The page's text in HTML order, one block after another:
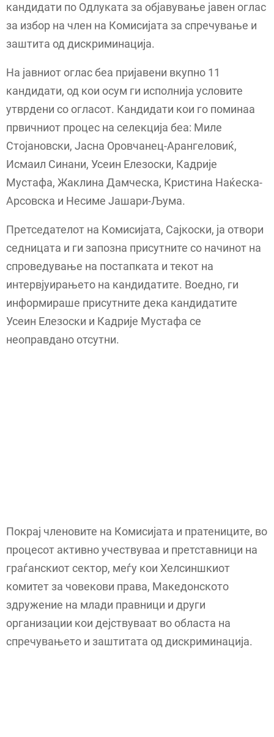
кандидати по Одлуката за објавување јавен оглас
за избор на член на Комисијата за спречување и
заштита од дискриминација.
На јавниот оглас беа пријавени вкупно 11
кандидати, од кои осум ги исполнија условите
утврдени со огласот. Кандидати кои го поминаа
првичниот процес на селекција беа: Миле
Стојановски, Јасна Оровчанец-Арангеловиќ,
Исмаил Синани, Усеин Елезоски, Кадрије
Мустафа, Жаклина Дамческа, Кристина Наќеска-
Арсовска и Несиме Јашари-Љума.
Претседателот на Комисијата, Сајкоски, ја отвори
седницата и ги запозна присутните со начинот на
спроведување на постапката и текот на
интервјуирањето на кандидатите. Воедно, ги
информираше присутните дека кандидатите
Усеин Елезоски и Кадрије Мустафа се
неоправдано отсутни.
Покрај членовите на Комисијата и пратениците, во
процесот активно учествуваа и претставници на
граѓанскиот сектор, меѓу кои Хелсиншкиот
комитет за човекови права, Македонското
здружение на млади правници и други
организации кои дејствуваат во областа на
спречувањето и заштитата од дискриминација.